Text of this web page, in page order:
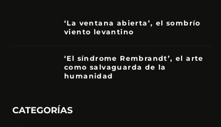
‘La ventana abierta’, el sombrío
viento levantino
‘El síndrome Rembrandt’, el arte
como salvaguarda de la
humanidad
CATEGORÍAS